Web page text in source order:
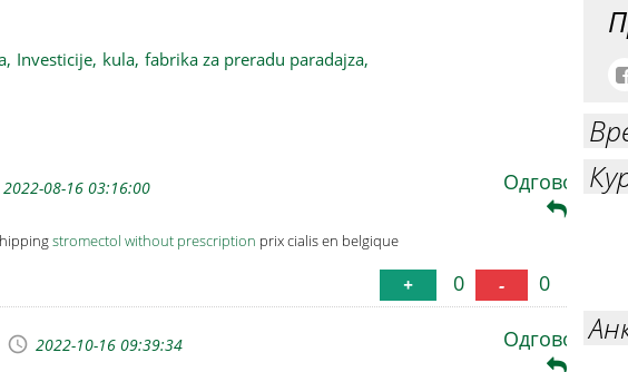
Investicije, kula, fabrika za preradu paradajza,
2022-08-16 03:16:00 Одговори
stromectol without prescription prix cialis en belgique
+ 0 - 0
2022-10-16 09:39:34 Одговори